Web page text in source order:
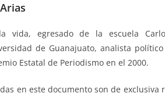
vida, egresado de la escuela
de Guanajuato, analista
Estatal de Periodismo en el 2000.
en este documento son de exclusiva